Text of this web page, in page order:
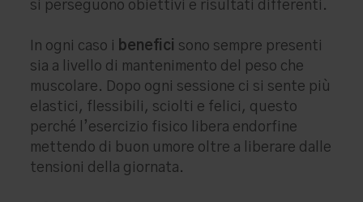
si perseguono obiettivi e risultati differenti.
In ogni caso i benefici sono sempre presenti
sia a livello di mantenimento del peso che
muscolare. Dopo ogni sessione ci si sente più
elastici, flessibili, sciolti e felici, questo
perché l’esercizio fisico libera endorfine
mettendo di buon umore oltre a liberare dalle
tensioni della giornata.